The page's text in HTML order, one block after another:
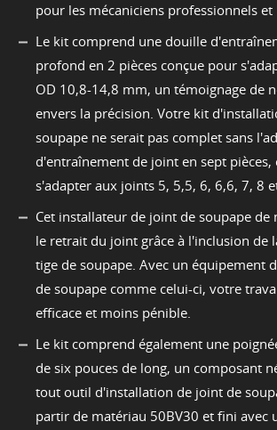
pour les mécaniciens professionnels
Le kit comprend une douille
profond en 2 pièces conçue pour
OD 10,8-14,8 mm, un témoignage de
envers la précision. Votre kit
soupape ne serait pas complet sans
d'entraînement de joint en sept pièces,
s'adapter aux joints 5, 5,5, 6, 6,6, 7, 8
Cet installateur de joint de soupape
le retrait du joint grâce à l'inclusion de
tige de soupape. Avec un équipement
de soupape comme celui-ci, votre
efficace et moins pénible.
Le kit comprend également une
de six pouces de long, un composant
tout outil d'installation de joint de
partir de matériau 50BV30 et fini avec